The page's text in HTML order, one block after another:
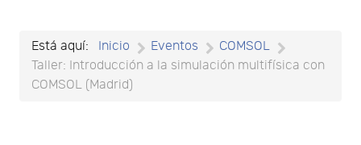
Está aquí: Inicio Eventos
COMSOL
Taller: Introducción a la simulación multifísica con
COMSOL (Madrid)